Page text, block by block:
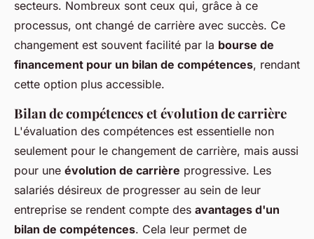
secteurs. Nombreux sont ceux qui, grâce à ce
processus, ont changé de carrière avec succès. Ce
changement est souvent facilité par la bourse de
financement pour un bilan de compétences, rendant
cette option plus accessible.
Bilan de compétences et évolution de carrière
L'évaluation des compétences est essentielle non
seulement pour le changement de carrière, mais aussi
pour une évolution de carrière progressive. Les
salariés désireux de progresser au sein de leur
entreprise se rendent compte des avantages d'un
bilan de compétences. Cela leur permet de